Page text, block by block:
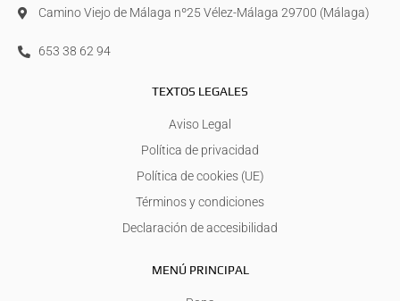
Camino Viejo de Málaga nº25 Vélez-Málaga 29700 (Málaga)
653 38 62 94
TEXTOS LEGALES
Aviso Legal
Política de privacidad
Política de cookies (UE)
Términos y condiciones
Declaración de accesibilidad
MENÚ PRINCIPAL